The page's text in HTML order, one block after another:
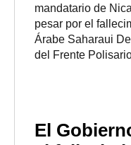
mandatario de
pesar por el
Árabe Saharaui
del Frente
El